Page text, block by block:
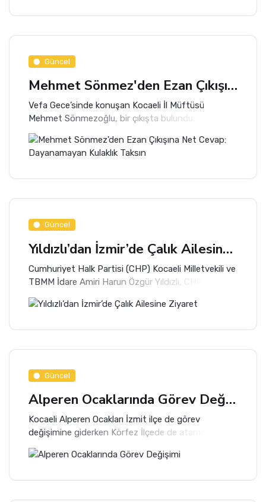
Güncel
Mehmet Sönmez'den Ezan Çıkışına Net Cevap: Dayanamayan Kulaklık Taksın
Vefa Gece’sinde konuşan Kocaeli İl Müftüsü
Mehmet Sönmezoğlu, bir çıkışta bulundu.
Sönmezoğlu, “Ezan üç-dört dakika sürüyor.
Dayanamıyorsan kulaklık tak. Ezan sesinin girdiği
yere şeytan dayanamaz. Bu bilinçle hareket
Güncel
Yıldızlı’dan İzmir’de Çalık Ailesine Ziyaret
Cumhuriyet Halk Partisi (CHP) Kocaeli Milletvekili ve
TBMM İdare Amiri Harun Özgür Yıldızlı, CHP Genel
gerçekleştirdiği ziyaretin ardından programına
Güncel
Alperen Ocaklarında Görev Değişimi
Kocaeli Alperen Ocakları İzmit ilçe de görev
değişimine giderken Körfez İlçede de atama yaptı.